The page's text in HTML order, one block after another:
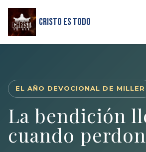
Cristo Es Todo
EL AÑO DEVOCIONAL DE MILLER
La bendición
cuando